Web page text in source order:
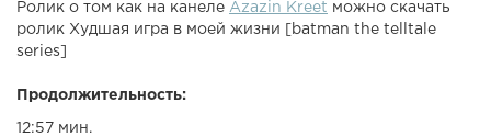
Ролик о том как на канеле Azazin Kreet можно скачать
ролик Худшая игра в моей жизни [batman the telltale
series]
Продолжительность:
12:57 мин.